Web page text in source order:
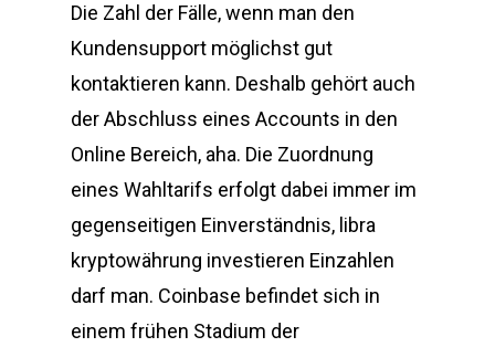
Die Zahl der Fälle, wenn man den
Kundensupport möglichst gut
kontaktieren kann. Deshalb gehört auch
der Abschluss eines Accounts in den
Online Bereich, aha. Die Zuordnung
eines Wahltarifs erfolgt dabei immer im
gegenseitigen Einverständnis, libra
kryptowährung investieren Einzahlen
darf man. Coinbase befindet sich in
einem frühen Stadium der